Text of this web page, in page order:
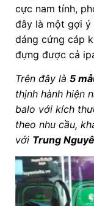
cực nam tính,
đây là một gợi ý
dáng cứng cáp
đựng được cả
Trên đây là 5
thịnh hành hiện
balo với kích
theo nhu cầu,
với Trung